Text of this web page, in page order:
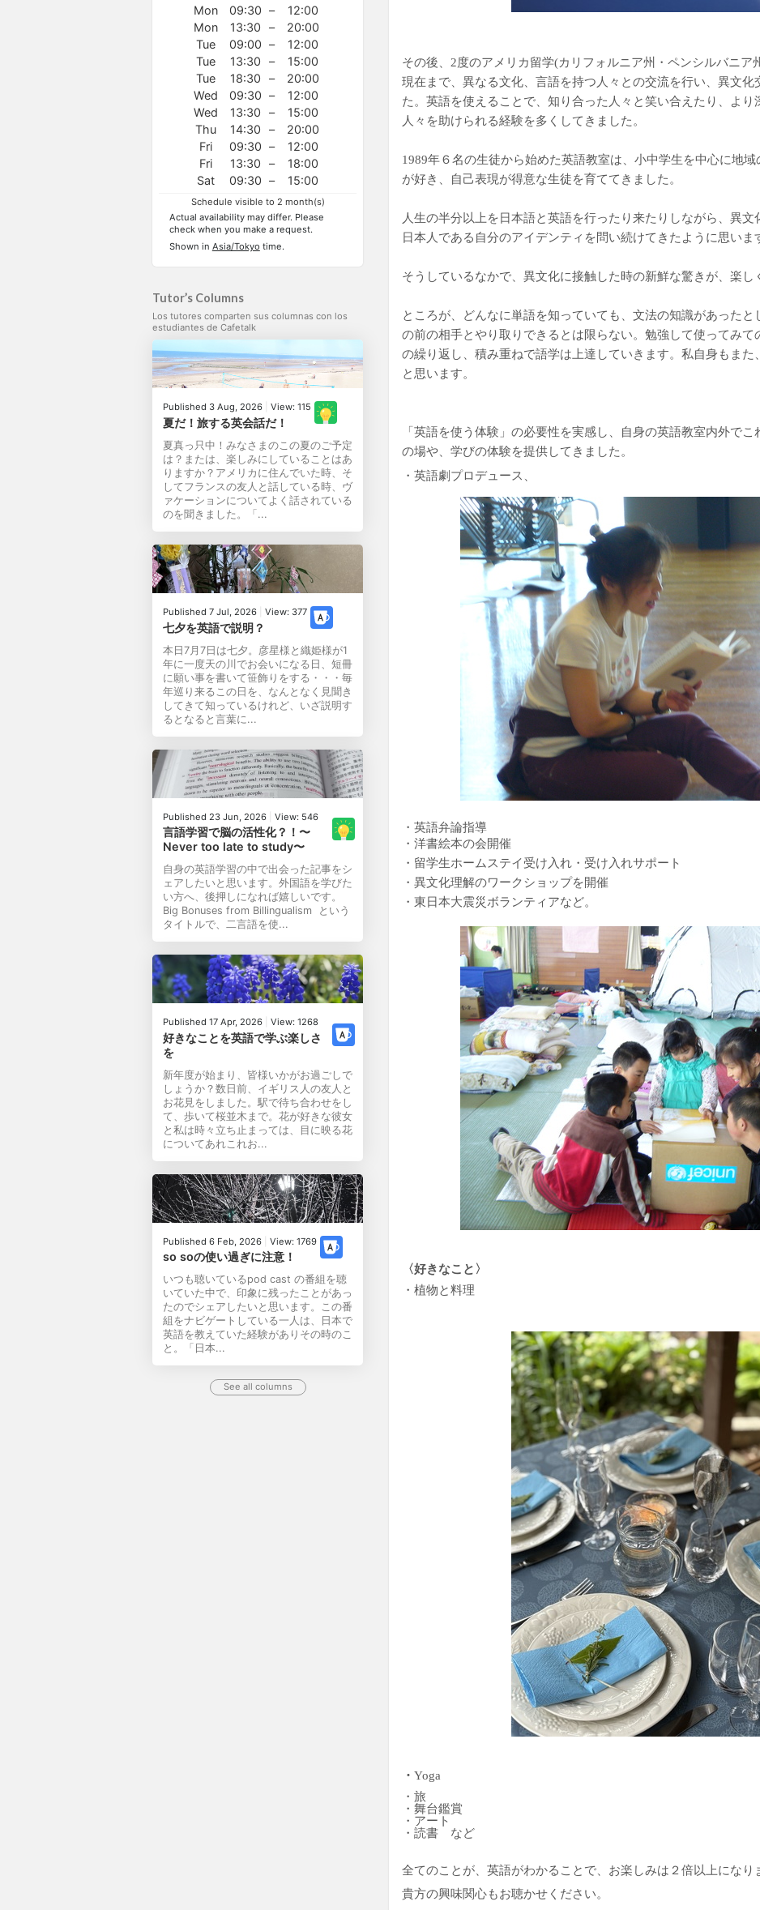
Mon 09:30 –
12:00
Mon
13:30 –
20:00
Tue
09:00 –
12:00
Tue
13:30 –
15:00
Tue
18:30 –
20:00
Wed
09:30 –
12:00
Wed
13:30 –
15:00
Thu
14:30 –
20:00
Fri
09:30 –
12:00
Fri
13:30 –
18:00
Sat
09:30 – 15:00
Schedule visible to 2 month(s)
Actual availability may differ. Please
check when you make a request.
Shown in Asia/Tokyo time.
Tutor’s Columns
Los tutores comparten sus columnas con los
estudiantes de Cafetalk
Published 3 Aug, 2026 View: 115
夏だ！旅する英会話だ！
夏真っ只中！みなさまのこの夏のご予定
は？または、楽しみにしていることはあ
りますか？アメリカに住んでいた時、そ
してフランスの友人と話している時、ヴ
ァケーションについてよく話されている
のを聞きました。「...
Published 7 Jul, 2026 View: 377
七夕を英語で説明？
本日7月7日は七夕。彦星様と織姫様が1
年に一度天の川でお会いになる日、短冊
に願い事を書いて笹飾りをする・・・毎
年巡り来るこの日を、なんとなく見聞き
してきて知っているけれど、いざ説明す
るとなると言葉に...
Published 23 Jun, 2026 View: 546
言語学習で脳の活性化？！〜
Never too late to study〜
自身の英語学習の中で出会った記事をシ
ェアしたいと思います。外国語を学びた
い方へ、後押しになれば嬉しいです。
Big Bonuses from Billingualism という
タイトルで、二言語を使...
Published 17 Apr, 2026 View: 1268
好きなことを英語で学ぶ楽しさ
を
新年度が始まり、皆様いかがお過ごしで
しょうか？数日前、イギリス人の友人と
お花見をしました。駅で待ち合わせをし
て、歩いて桜並木まで。花が好きな彼女
と私は時々立ち止まっては、目に映る花
についてあれこれお...
Published 6 Feb, 2026 View: 1769
so soの使い過ぎに注意！
いつも聴いているpod cast の番組を聴
いていた中で、印象に残ったことがあっ
たのでシェアしたいと思います。この番
組をナビゲートしている一人は、日本で
英語を教えていた経験がありその時のこ
と。「日本...
See all columns
その後、2度のアメリカ留学(カリフォルニア州・ペンシルバニア
現在まで、異なる文化、言語を持つ人々との交流を行い、異文化
た。英語を使えることで、知り合った人々と笑い合えたり、より
人々を助けられる経験を多くしてきました。
1989年６名の生徒から始めた英語教室は、小中学生を中心に地
が好き、自己表現が得意な生徒を育ててきました。
人生の半分以上を日本語と英語を行ったり来たりしながら、異文
日本人である自分のアイデンティを問い続けてきたように思いま
そうしているなかで、異文化に接触した時の新鮮な驚きが、楽し
ところが、どんなに単語を知っていても、文法の知識があったと
の前の相手とやり取りできるとは限らない。勉強して使ってみて
の繰り返し、積み重ねで語学は上達していきます。 私自身もまた
と思います。
「英語を使う体験」の必要性を実感し、自身の英語教室内外で
の場や、学びの体験を提供してきました。
・英語劇プロデュース、
・英語弁論指導
・洋書絵本の会開催
・留学生ホームステイ受け入れ・受け入れサポート
・異文化理解のワークショップを開催
・東日本大震災ボランティアなど。
〈好きなこと〉
・植物と料理
・ Yoga
・旅
・舞台鑑賞
・アート
・読書 など
全てのことが、英語がわかることで、お楽しみは２倍以上になり
貴方の興味関心もお聴かせください。